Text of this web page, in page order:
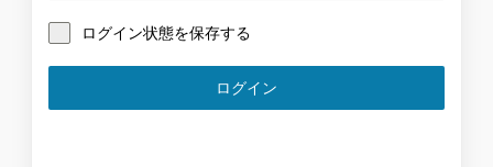
ログイン状態を保存する
ログイン